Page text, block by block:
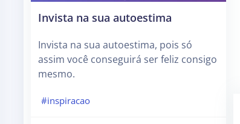
Invista na sua autoestima
Invista na sua autoestima, pois só
assim você conseguirá ser feliz consigo
mesmo.
#inspiracao